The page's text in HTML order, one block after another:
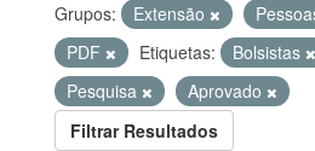
Grupos: Extensão
PDF
Etiquetas: Bolsistas
Pesquisa
Aprovado
Filtrar Resultados